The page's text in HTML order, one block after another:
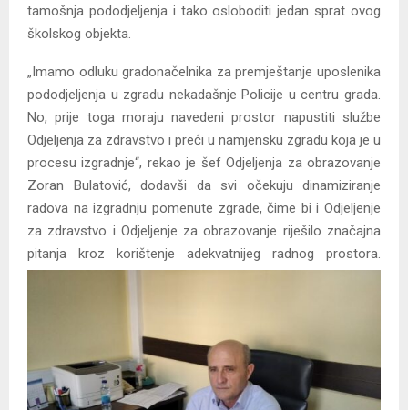
tamošnja pododjeljenja i tako osloboditi jedan sprat ovog
školskog objekta.
„Imamo odluku gradonačelnika za premještanje uposlenika
pododjeljenja u zgradu nekadašnje Policije u centru grada.
No, prije toga moraju navedeni prostor napustiti službe
Odjeljenja za zdravstvo i preći u namjensku zgradu koja je u
procesu izgradnje“, rekao je šef Odjeljenja za obrazovanje
Zoran Bulatović, dodavši da svi očekuju dinamiziranje
radova na izgradnju pomenute zgrade, čime bi i Odjeljenje
za zdravstvo i Odjeljenje za obrazovanje riješilo značajna
pitanja kroz korištenje adekvatnijeg radnog prostora.